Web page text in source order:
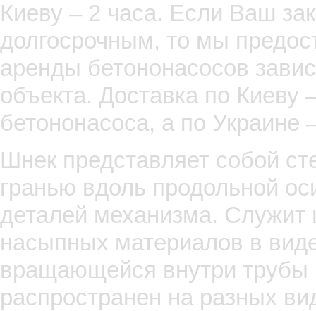
Киеву – 2 часа. Если Ваш
долгосрочным, то мы
аренды бетононасосов
объекта. Доставка по Киеву
бетононасоса, а по Украине
Шнек представляет собой
гранью вдоль продольной
деталей механизма. Служит
насыпных материалов в
вращающейся внутри трубы
распространен на разных